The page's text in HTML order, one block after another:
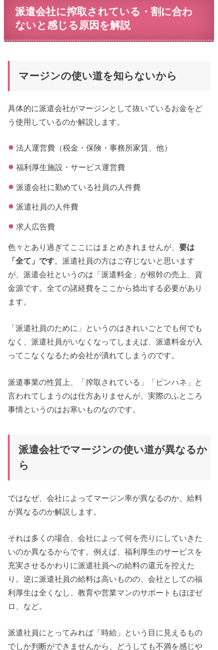
派遣会社に搾取されている・割に合わ
ないと感じる原因を解説
マージンの使い道を知らないから
具体的に派遣会社がマージンとして抜いているお金をど
う使用しているのか解説します。
法人運営費（税金・保険・事務所家賃、他）
福利厚生施設・サービス運営費
派遣会社に勤めている社員の人件費
派遣社員の人件費
求人広告費
色々とあり過ぎてここにはまとめきれませんが、要は
「全て」です。派遣社員の方はご存じないと思います
が、派遣会社というのは「派遣料金」が根幹の売上、資
金源です。全ての諸経費をここから捻出する必要があり
ます。
「派遣社員のために」というのはきれいごとでも何でも
なく、派遣社員がいなくなってしまえば、派遣料金が入
ってこなくなるため会社が潰れてしまうのです。
派遣事業の性質上、「搾取されている」「ピンハネ」と
言われてしまうのは仕方ありませんが、実際のふところ
事情というのはお寒いものなのです。
派遣会社でマージンの使い道が異なるか
ら
ではなぜ、会社によってマージン率が異なるのか、給料
が異なるのか解説します。
それは多くの場合、会社によって何を売りにしていきた
いのか異なるからです。例えば、福利厚生のサービスを
充実させるかわりに派遣社員への給料の還元を控えた
り。逆に派遣社員の給料は高いものの、会社としての福
利厚生は全くなし、教育や営業マンのサポートもほぼゼ
ロ、など。
派遣社員にとってみれば「時給」という目に見えるもの
でしか判断ができませんから、どうしても不満を感じや